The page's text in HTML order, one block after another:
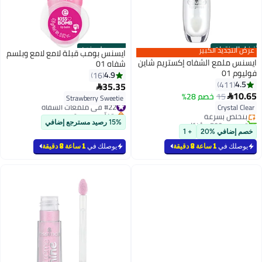
أفضل المنتجات
عرض التجديد الكبير
ايسنس ملمع الشفاه إكستريم شاين
فوليوم 01
4.5
411
10.65
15 خصم 28%
Crystal Clear
#2 في ملمعات الشفاه
أقل سعر في 7 يوم
بتخلّص بسرعة
تم بيع +500 مؤخرًا
#2 في ملمعات الشفاه
خصم إضافي %20 + 1
يوصلك في 1 ساعة 8 دقيقة
حصري على نون
ايسنس بومب قبلة لامع لامع وبلسم
شفاه 01
4.9
16
35.35
Strawberry Sweetie
#22 في ملمعات الشفاه
بتخلّص بسرعة
#22 في ملمعات الشفاه
15% رصيد مسترجع إضافي
يوصلك في 1 ساعة 8 دقيقة